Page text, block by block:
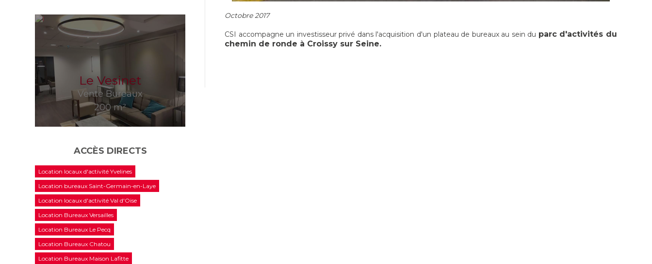
Octobre 2017
CSI accompagne un investisseur privé dans l'acquisition d'un plateau de bureaux au sein du parc d'activités du
chemin de ronde à Croissy sur Seine.
Le Vesinet
Vente Bureaux
200 m²
ACCÈS DIRECTS
Location locaux d'activité Yvelines
Location bureaux Saint-Germain-en-Laye
Location locaux d'activité Val d'Oise
Location Bureaux Versailles
Location Bureaux Le Pecq
Location Bureaux Chatou
Location Bureaux Maison Lafitte